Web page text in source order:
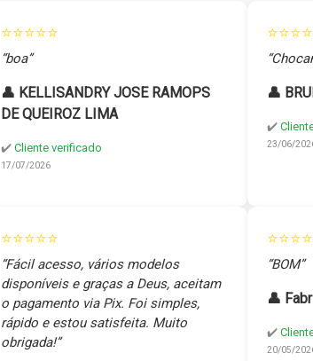
⭐⭐⭐⭐⭐
“boa”
👤 KELLISANDRY JOSE RAMOPS
DE QUEIROZ LIMA
✔️ Cliente verificado
17/07/2026
👤
✔️
23/06/
⭐⭐⭐⭐⭐
“Fácil acesso, vários modelos
disponíveis e graças a Deus, aceitam
o pagamento via Pix. Foi simples,
rápido e estou satisfeita. Muito
obrigada!”
“BOM”
👤
✔️
20/05/